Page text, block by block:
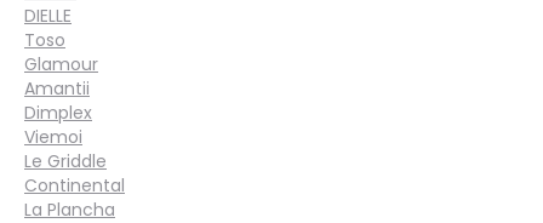
DIELLE
Toso
Glamour
Amantii
Dimplex
Viemoi
Le Griddle
Continental
La Plancha